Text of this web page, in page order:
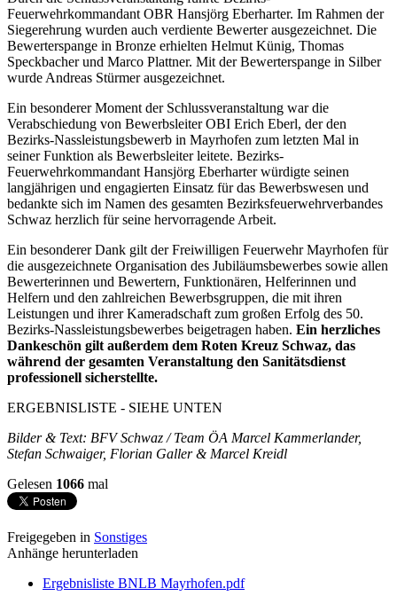
Feuerwehrkommandant OBR Hansjörg Eberharter. Im Rahmen der
Siegerehrung wurden auch verdiente Bewerter ausgezeichnet. Die
Bewerterspange in Bronze erhielten Helmut Künig, Thomas
Speckbacher und Marco Plattner. Mit der Bewerterspange in Silber
wurde Andreas Stürmer ausgezeichnet.
Ein besonderer Moment der Schlussveranstaltung war die
Verabschiedung von Bewerbsleiter OBI Erich Eberl, der den
Bezirks-Nassleistungsbewerb in Mayrhofen zum letzten Mal in
seiner Funktion als Bewerbsleiter leitete. Bezirks-
Feuerwehrkommandant Hansjörg Eberharter würdigte seinen
langjährigen und engagierten Einsatz für das Bewerbswesen und
bedankte sich im Namen des gesamten Bezirksfeuerwehrverbandes
Schwaz herzlich für seine hervorragende Arbeit.
Ein besonderer Dank gilt der Freiwilligen Feuerwehr Mayrhofen für
die ausgezeichnete Organisation des Jubiläumsbewerbes sowie allen
Bewerterinnen und Bewertern, Funktionären, Helferinnen und
Helfern und den zahlreichen Bewerbsgruppen, die mit ihren
Leistungen und ihrer Kameradschaft zum großen Erfolg des 50.
Bezirks-Nassleistungsbewerbes beigetragen haben. Ein herzliches
Dankeschön gilt außerdem dem Roten Kreuz Schwaz, das
während der gesamten Veranstaltung den Sanitätsdienst
professionell sicherstellte.
ERGEBNISLISTE - SIEHE UNTEN
Bilder & Text: BFV Schwaz / Team ÖA Marcel Kammerlander,
Stefan Schwaiger, Florian Galler & Marcel Kreidl
Gelesen 1066 mal
Freigegeben in Sonstiges
Anhänge herunterladen
Ergebnisliste BNLB Mayrhofen.pdf